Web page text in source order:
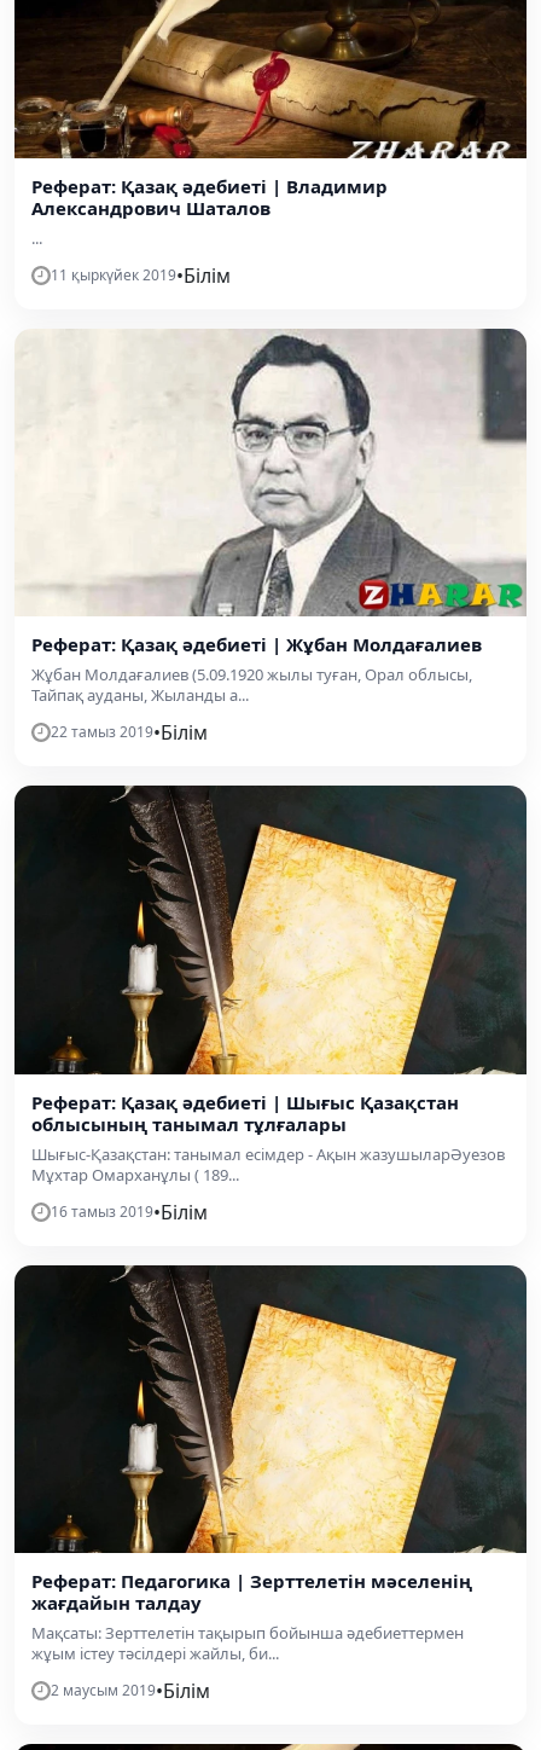
Реферат: Қазақ әдебиеті | Владимир
Александрович Шаталов
...
11 қыркүйек 2019•Білім
Реферат: Қазақ әдебиеті | Жұбан Молдағалиев
Жұбан Молдағалиев (5.09.1920 жылы туған, Орал облысы,
Тайпақ ауданы, Жыланды а...
22 тамыз 2019•Білім
Реферат: Қазақ әдебиеті | Шығыс Қазақстан
облысының танымал тұлғалары
Шығыс-Қазақстан: танымал есімдер - Ақын жазушыларӘуезов
Мұхтар Омарханұлы ( 189...
16 тамыз 2019•Білім
Реферат: Педагогика | Зерттелетін мәселенің
жағдайын талдау
Мақсаты: Зерттелетін тақырып бойынша әдебиеттермен
жұым істеу тәсілдері жайлы, би...
2 маусым 2019•Білім